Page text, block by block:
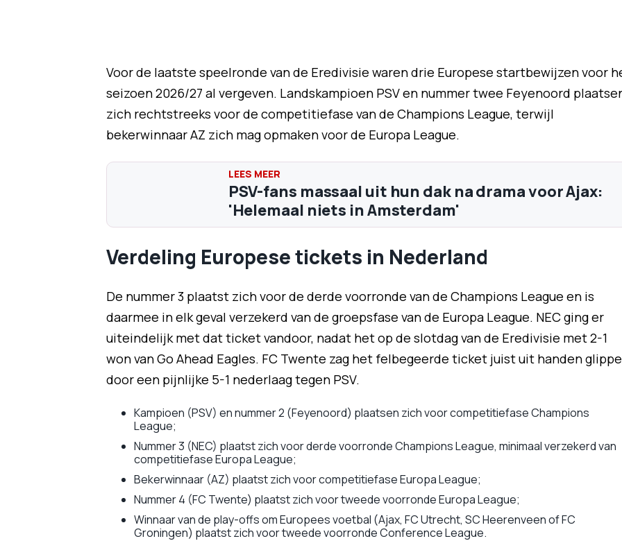
Voor de laatste speelronde van de Eredivisie waren drie Europese startbewijzen voor
seizoen 2026/27 al vergeven. Landskampioen PSV en nummer twee Feyenoord
zich rechtstreeks voor de competitiefase van de Champions League, terwijl
bekerwinnaar AZ zich mag opmaken voor de Europa League.
PSV-fans massaal uit hun dak na drama voor Ajax:
'Helemaal niets in Amsterdam'
Verdeling Europese tickets in Nederland
De nummer 3 plaatst zich voor de derde voorronde van de Champions League en is
daarmee in elk geval verzekerd van de groepsfase van de Europa League. NEC ging er
uiteindelijk met dat ticket vandoor, nadat het op de slotdag van de Eredivisie met 2-1
won van Go Ahead Eagles. FC Twente zag het felbegeerde ticket juist uit handen
door een pijnlijke 5-1 nederlaag tegen PSV.
Kampioen (PSV) en nummer 2 (Feyenoord) plaatsen zich voor competitiefase Champions
League;
Nummer 3 (NEC) plaatst zich voor derde voorronde Champions League, minimaal verzekerd van
competitiefase Europa League;
Bekerwinnaar (AZ) plaatst zich voor competitiefase Europa League;
Nummer 4 (FC Twente) plaatst zich voor tweede voorronde Europa League;
Winnaar van de play-offs om Europees voetbal (Ajax, FC Utrecht, SC Heerenveen of FC
Groningen) plaatst zich voor tweede voorronde Conference League.